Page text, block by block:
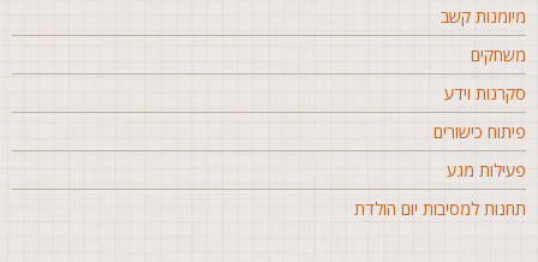
קשב
וידע
כישורים
מגע
למסיבות יום הולדת